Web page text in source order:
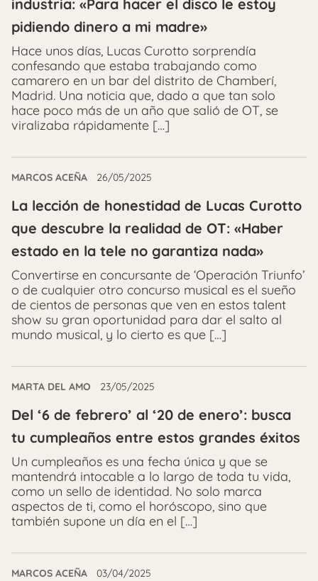
industria: «Para hacer el disco le estoy
pidiendo dinero a mi madre»
Hace unos días, Lucas Curotto sorprendía
confesando que estaba trabajando como
camarero en un bar del distrito de Chamberí,
Madrid. Una noticia que, dado a que tan solo
hace poco más de un año que salió de OT, se
viralizaba rápidamente […]
MARCOS ACEÑA 26/05/2025
La lección de honestidad de Lucas Curotto
que descubre la realidad de OT: «Haber
estado en la tele no garantiza nada»
Convertirse en concursante de ‘Operación Triunfo’
o de cualquier otro concurso musical es el sueño
de cientos de personas que ven en estos talent
show su gran oportunidad para dar el salto al
mundo musical, y lo cierto es que […]
MARTA DEL AMO 23/05/2025
Del ‘6 de febrero’ al ‘20 de enero’: busca
tu cumpleaños entre estos grandes éxitos
Un cumpleaños es una fecha única y que se
mantendrá intocable a lo largo de toda tu vida,
como un sello de identidad. No solo marca
aspectos de ti, como el horóscopo, sino que
también supone un día en el […]
MARCOS ACEÑA 03/04/2025